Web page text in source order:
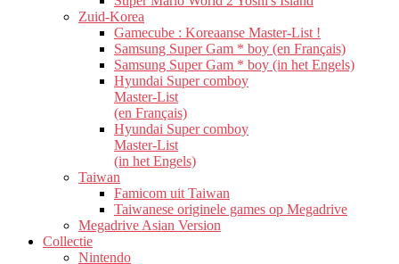
Zuid-Korea
Gamecube : Koreaanse Master-List !
Samsung Super Gam * boy (en Français)
Samsung Super Gam * boy (in het Engels)
Hyundai Super comboy
Master-List
(en Français)
Hyundai Super comboy
Master-List
(in het Engels)
Taiwan
Famicom uit Taiwan
Taiwanese originele games op Megadrive
Megadrive Asian Version
Collectie
Nintendo